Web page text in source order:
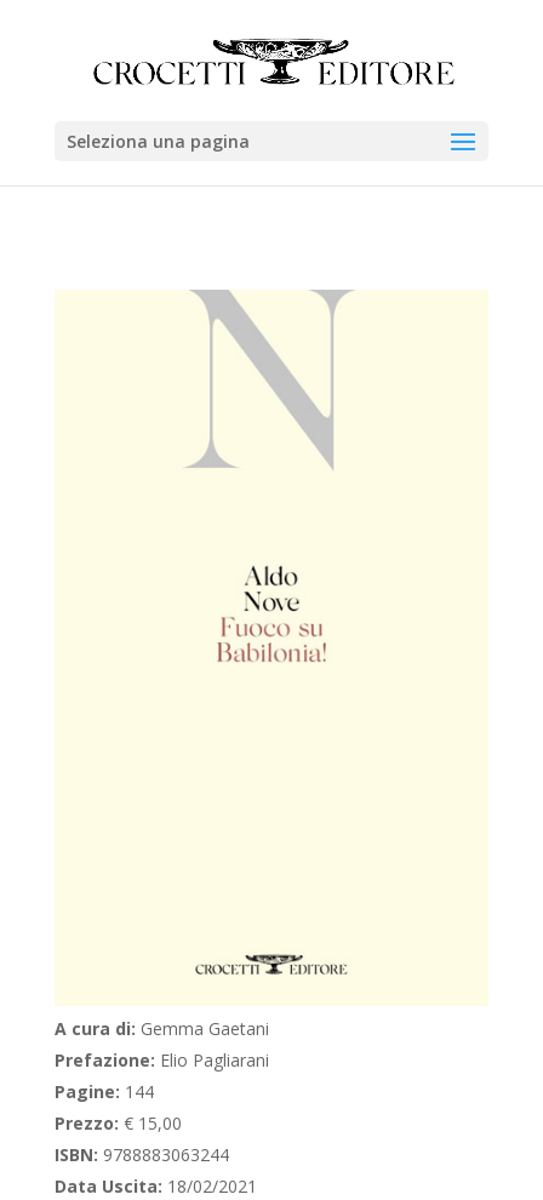
Seleziona una pagina
A cura di: Gemma Gaetani
Prefazione: Elio Pagliarani
Pagine: 144
Prezzo: € 15,00
ISBN: 9788883063244
Data Uscita: 18/02/2021